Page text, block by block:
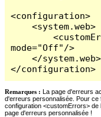
<configuration>
    <system.web>
        <customErrors
mode="Off"/>
    </system.web>
</configuration>
Remarques : La page d'erreurs
d'erreurs personnalisée. Pour ce
configuration <customErrors> de
page d'erreurs personnalisée !